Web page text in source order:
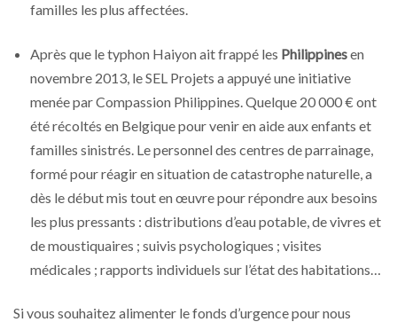
familles les plus affectées.
Après que le typhon Haiyon ait frappé les Philippinesen
novembre 2013, le SEL Projets a appuyé une initiative
menée par Compassion Philippines. Quelque 20 000 € ont
été récoltés en Belgique pour venir en aide aux enfants et
familles sinistrés. Le personnel des centres de parrainage,
formé pour réagir en situation de catastrophe naturelle, a
dès le début mis tout en œuvre pour répondre aux besoins
les plus pressants : distributions d’eau potable, de vivres et
de moustiquaires ; suivis psychologiques ; visites
médicales ; rapports individuels sur l’état des habitations…
Si vous souhaitez alimenter le fonds d’urgence pour nous